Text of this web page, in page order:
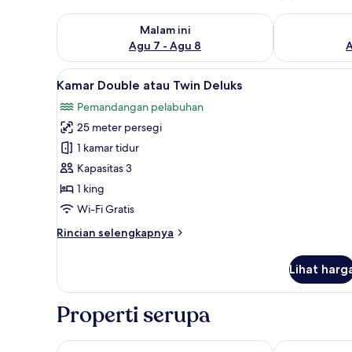
Malam ini
Agu 7 - Agu 8
Periksa ketersediaan untuk malam ini Agu 7 - Agu 8
Periksa
Lihat
semua
foto
untuk
Kamar
Double
atau
Twin
Kamar Double atau Twin
11
Kamar Double atau Twin Deluks
Pemandangan pelabuhan
25 meter persegi
1 kamar tidur
Kapasitas 3
1 king
Wi-Fi Gratis
Rincian selengkapnya
Rincian
Kamar
atau
Deluks
Lihat
Properti serupa
Kosta Palace Milva